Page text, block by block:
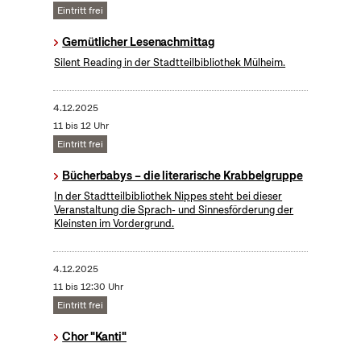
Eintritt frei
Gemütlicher Lesenachmittag
Silent Reading in der Stadtteilbibliothek Mülheim.
4.12.2025
11 bis 12 Uhr
Eintritt frei
Bücherbabys – die literarische Krabbelgruppe
In der Stadtteilbibliothek Nippes steht bei dieser
Veranstaltung die Sprach- und Sinnesförderung der
Kleinsten im Vordergrund.
4.12.2025
11 bis 12:30 Uhr
Eintritt frei
Chor "Kanti"